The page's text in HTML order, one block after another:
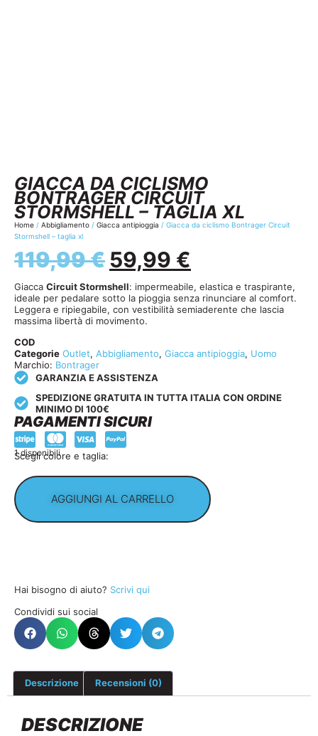
GIACCA DA CICLISMO
BONTRAGER CIRCUIT
STORMSHELL – TAGLIA XL
Home / Abbigliamento / Giacca antipioggia / Giacca da ciclismo Bontrager Circuit
Stormshell – taglia xl
119,99€ 59,99 €
Giacca Circuit Stormshell: impermeabile, elastica e traspirante,
ideale per pedalare sotto la pioggia senza rinunciare al comfort.
Leggera e ripiegabile, con vestibilità semiaderente che lascia
massima libertà di movimento.
COD
Categorie Outlet, Abbigliamento, Giacca antipioggia, Uomo
Marchio: Bontrager
GARANZIA E ASSISTENZA
SPEDIZIONE GRATUITA IN TUTTA ITALIA CON ORDINE
MINIMO DI 100€
PAGAMENTI SICURI
Scegli colore e taglia:
1 disponibili
AGGIUNGI AL CARRELLO
Hai bisogno di aiuto? Scrivi qui
Condividi sui social
Descrizione Recensioni (0)
DESCRIZIONE